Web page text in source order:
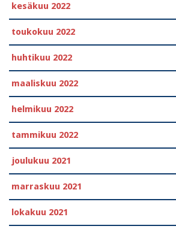
kesäkuu 2022
toukokuu 2022
huhtikuu 2022
maaliskuu 2022
helmikuu 2022
tammikuu 2022
joulukuu 2021
marraskuu 2021
lokakuu 2021